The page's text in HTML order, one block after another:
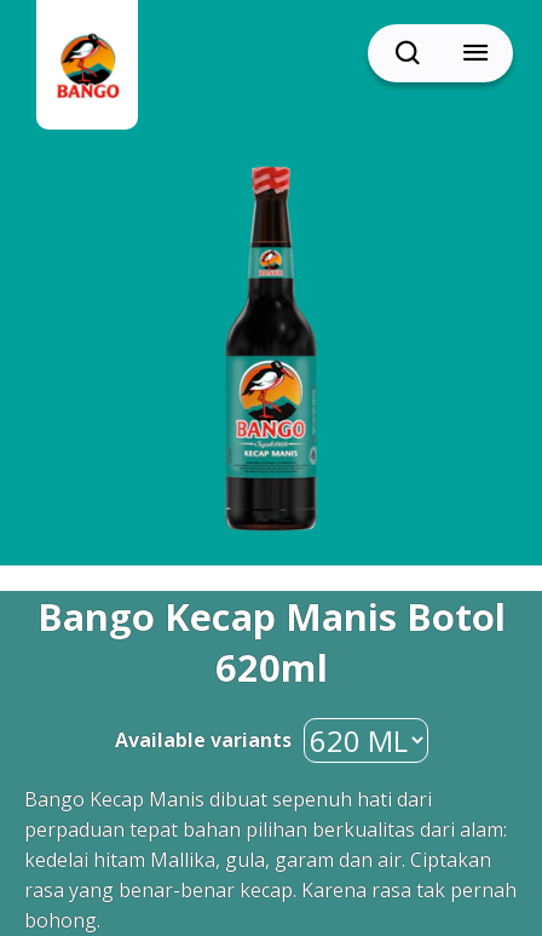
BACK
Resep Tempe/Tahu
Resep Sayuran
Cari
Bango Kecap Manis Botol
620ml
Available variants
Bango Kecap Manis dibuat sepenuh hati dari
perpaduan tepat bahan pilihan berkualitas dari alam:
kedelai hitam Mallika, gula, garam dan air. Ciptakan
rasa yang benar-benar kecap. Karena rasa tak pernah
bohong.